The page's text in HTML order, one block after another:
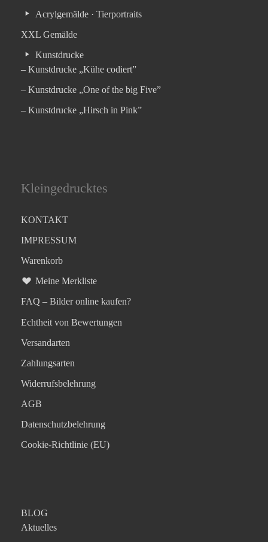
Acrylgemälde · Tierportraits
XXL Gemälde
Kunstdrucke
– Kunstdrucke „Kühe codiert”
– Kunstdrucke „One of the big Five”
– Kunstdrucke „Hirsch in Pink”
Kleingedrucktes
KONTAKT
IMPRESSUM
Warenkorb
Meine Merkliste
FAQ – Bilder online kaufen?
Echtheit von Bewertungen
Versandarten
Zahlungsarten
Widerrufsbelehrung
AGB
Datenschutzbelehrung
Cookie-Richtlinie (EU)
BLOG
Aktuelles